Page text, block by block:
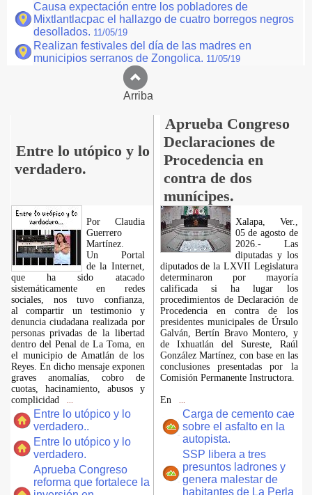
Causa expectación entre los pobladores de
Mixtlantlacpac el hallazgo de cuatro borregos negros
desollados. 11/05/19
Realizan festivales del día de las madres en
municipios serranos de Zongolica. 11/05/19
Arriba
Entre lo utópico y lo
verdadero.
Aprueba Congreso
Declaraciones de
Procedencia en
contra de dos
munícipes.
Por Claudia
Guerrero
Martínez.
​Un Portal
de la Internet,
que ha sido atacado
sistemáticamente en redes
sociales, nos tuvo confianza,
al compartir un testimonio y
denuncia ciudadana realizada por
personas privadas de la libertad
dentro del Penal de La Toma, en
el municipio de Amatlán de los
Reyes. En dicho mensaje exponen
graves anomalías, cobro de
cuotas, hacinamiento, abusos y
complicidad
Entre lo utópico y lo
verdadero..
Entre lo utópico y lo
verdadero.
Aprueba Congreso
reforma que fortalece la
Xalapa, Ver.,
05 de agosto de
2026.- Las
diputadas y los
diputados de la LXVII Legislatura
determinaron por mayoría
calificada si ha lugar los
procedimientos de Declaración de
Procedencia en contra de los
presidentes municipales de Úrsulo
Galván, Bertín Bravo Montero, y
de Ixhuatlán del Sureste, Raúl
González Martínez, con base en las
conclusiones presentadas por la
Comisión Permanente Instructora.
En
Carga de cemento cae
sobre el asfalto en la
autopista.
SSP libera a tres
presuntos ladrones y
genera malestar de
habitantes de La Perla